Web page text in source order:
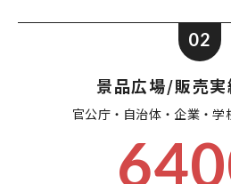
02
景品広場/販売
官公庁・自治体・企業・学